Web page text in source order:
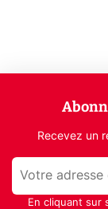
Recevez un
En cliquant sur